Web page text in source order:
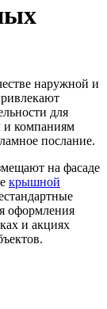
наружной и
для
и компаниям
послание.
на фасаде
крышной
оформления
и акциях